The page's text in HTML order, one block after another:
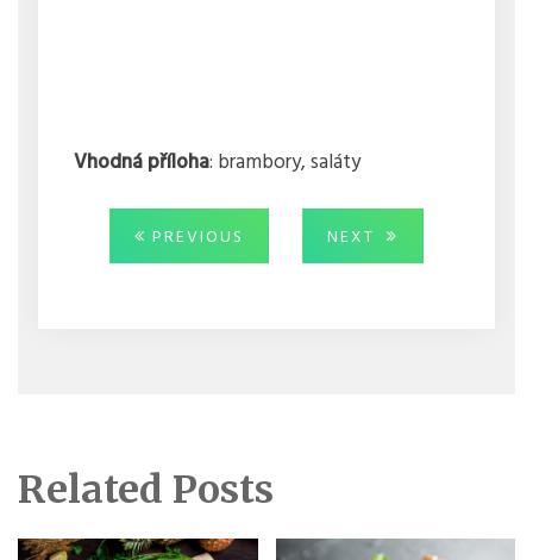
Vhodná příloha: brambory, saláty
Navigace
pro
PREVIOUS PREVIOUS
POST:
NEXT NEXT
POST:
Related Posts